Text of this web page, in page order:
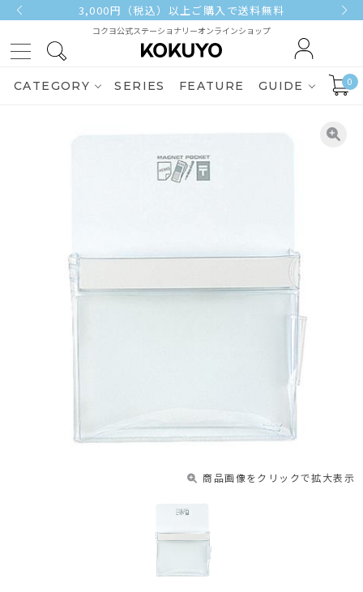
3,000円（税込）以上ご購入で送料無料
コクヨ公式ステーショナリーオンラインショップ
CATEGORY SERIES FEATURE GUIDE 0
商品画像をクリックで拡大表示